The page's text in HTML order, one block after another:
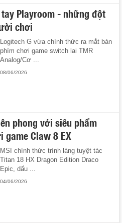
tay Playroom - những đột
chơi
Logitech G vừa chính thức ra mắt bàn
phím chơi game switch lai TMR
Analog/Cơ ...
08/06/2026
phong với siêu phẩm
game Claw 8 EX
MSI chính thức trình làng tuyệt tác
Titan 18 HX Dragon Edition Draco
Epic, dấu ...
04/06/2026